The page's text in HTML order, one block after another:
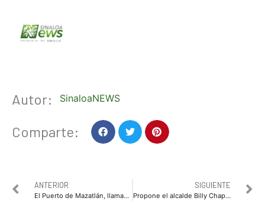
Autor: SinaloaNEWS
Comparte:
ANTERIOR
El Puerto de Mazatlán, llamado a retomar su nivel en carga y Logística: Lizárraga Mercado
SIGUIENTE
Propone el alcalde Billy Chapman al Cabildo apruebe crear Dir. de Cobranza y una Oficina de apoyo a personas desaparecidas